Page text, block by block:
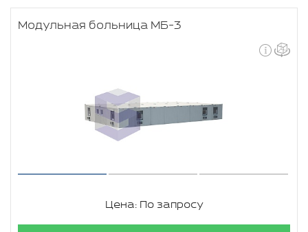
Модульная больница МБ-3
Цена: По запросу